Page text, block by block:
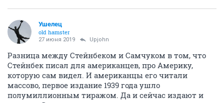
Ушелец
old hamster
27 июня 2019 Upjohn
Разница между Стейнбеком и Самчуком в том, что
Стейнбек писал для американцев, про Америку,
которую сам видел. И американцы его читали
массово, первое издание 1939 года ушло
полумиллионным тиражом. Да и сейчас издают и